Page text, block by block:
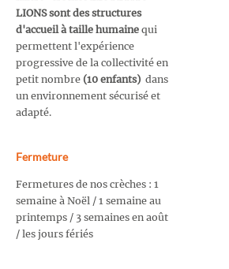
LIONS sont des structures
d'accueil à taille humaine qui
permettent l'expérience
progressive de la collectivité en
petit nombre (10 enfants) dans
un environnement sécurisé et
adapté.
Fermeture
Fermetures de nos crèches : 1
semaine à Noël / 1 semaine au
printemps / 3 semaines en août
/ les jours fériés